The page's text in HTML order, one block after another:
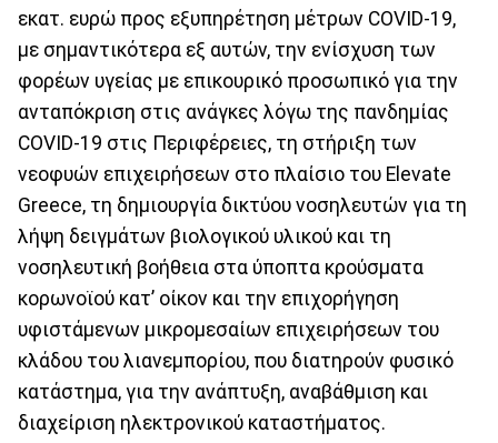
εκατ. ευρώ προς εξυπηρέτηση μέτρων COVID-19,
με σημαντικότερα εξ αυτών, την ενίσχυση των
φορέων υγείας με επικουρικό προσωπικό για την
ανταπόκριση στις ανάγκες λόγω της πανδημίας
COVID-19 στις Περιφέρειες, τη στήριξη των
νεοφυών επιχειρήσεων στο πλαίσιο του Elevate
Greece, τη δημιουργία δικτύου νοσηλευτών για τη
λήψη δειγμάτων βιολογικού υλικού και τη
νοσηλευτική βοήθεια στα ύποπτα κρούσματα
κορωνοϊού κατ’ οίκον και την επιχορήγηση
υφιστάμενων μικρομεσαίων επιχειρήσεων του
κλάδου του λιανεμπορίου, που διατηρούν φυσικό
κατάστημα, για την ανάπτυξη, αναβάθμιση και
διαχείριση ηλεκτρονικού καταστήματος.